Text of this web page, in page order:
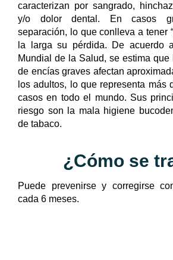
caracterizan por sangrado,
y/o dolor dental. En casos
separación, lo que conlleva a tener
la larga su pérdida. De acuerdo
Mundial de la Salud, se estima que
de encías graves afectan
los adultos, lo que representa más
casos en todo el mundo. Sus
riesgo son la mala higiene
de tabaco.
¿Cómo se
Puede prevenirse y corregirse
cada 6 meses.